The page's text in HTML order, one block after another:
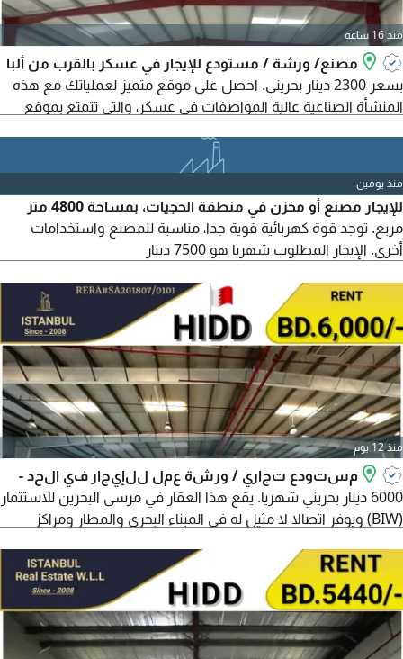
منذ 16 ساعة
مصنع/ ورشة / مستودع للإيجار في عسكر بالقرب من ألبا
بسعر 2300 دينار بحريني. احصل على موقع متميز لعملياتك مع هذه
المنشأة الصناعية عالية المواصفات في عسكر، والتي تتمتع بموقع
مساحة مغطاة بالمكاتب، وتتميز بسقف مرتفع يصل الى 9 أمتار، مما
يوفر الارتفاع الرأسي اللازم للتصنيع المتقدم والتخزين
منذ يومين
للإيجار مصنع أو مخزن في منطقة الحجيات، بمساحة 4800 متر
مربع. توجد قوة كهربائية قوية جدا، مناسبة للمصنع واستخدامات
أخرى. الإيجار المطلوب شهريا هو 7500 دينار
منذ 12 يوم
مستودع تجاري / ورشة عمل للإيجار في الحد -
6000 دينار بحريني شهريا. يقع هذا العقار في مرسى البحرين للاستثمار
(BIW) ويوفر اتصالا لا مثيل له في الميناء البحري والمطار ومراكز
بارتفاع 10 أمتار، مرافق حمامات مشتركة، وصول للشاحنات
والمقطورات لعمليات سلسة، أمن على مدار الساعة طوال أيام
الأسبوع لبيئة آمنة ومأمونة، ومرافق متوفرة